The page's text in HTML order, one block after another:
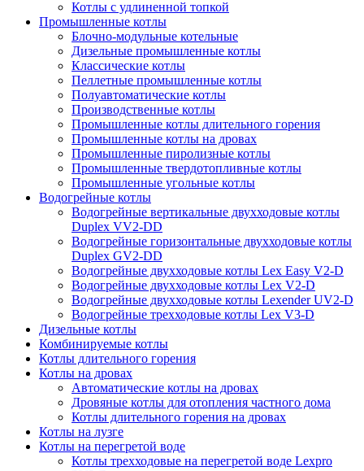
Котлы с удлиненной топкой
Промышленные котлы
Блочно-модульные котельные
Дизельные промышленные котлы
Классические котлы
Пеллетные промышленные котлы
Полуавтоматические котлы
Производственные котлы
Промышленные котлы длительного горения
Промышленные котлы на дровах
Промышленные пиролизные котлы
Промышленные твердотопливные котлы
Промышленные угольные котлы
Водогрейные котлы
Водогрейные вертикальные двухходовые котлы
Duplex VV2-DD
Водогрейные горизонтальные двухходовые котлы
Duplex GV2-DD
Водогрейные двухходовые котлы Lex Easy V2-D
Водогрейные двухходовые котлы Lex V2-D
Водогрейные двухходовые котлы Lexender UV2-D
Водогрейные трехходовые котлы Lex V3-D
Дизельные котлы
Комбинируемые котлы
Котлы длительного горения
Котлы на дровах
Автоматические котлы на дровах
Дровяные котлы для отопления частного дома
Котлы длительного горения на дровах
Котлы на лузге
Котлы на перегретой воде
Котлы трехходовые на перегретой воде Lexpro